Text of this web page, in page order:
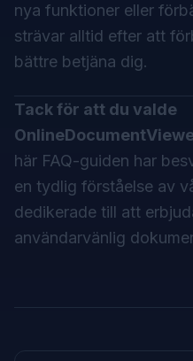
nya funktioner eller
strävar alltid efter att
bättre betjäna dig.
Tack för att du valde
här FAQ-guiden har
en tydlig förståelse av
dedikerade till att
användarvänlig